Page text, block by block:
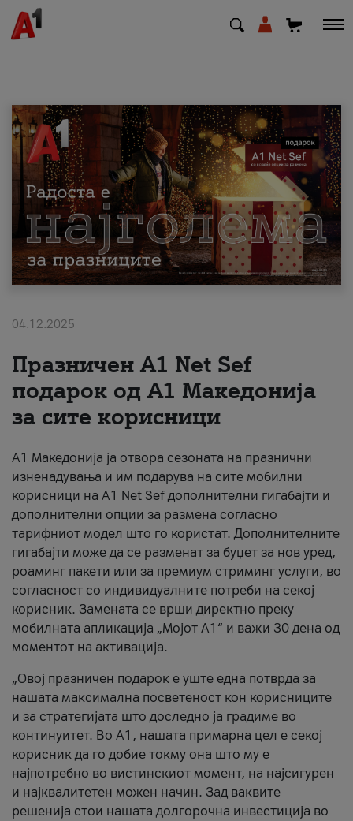
МК EN SQ
Приватни Деловни
Поддршка
Надополни кредит
За нас
#ПодобарОнлајн
04.12.2025
Празничен A1 Net Sеf
подарок од А1 Македонија
за сите корисници
А1 Македонија ја отвора сезоната на празнични
изненадувања и им подарува на сите мобилни
корисници на A1 Net Sef дополнителни гигабајти и
дополнителни опции за размена согласно
тарифниот модел што го користат. Дополнителните
гигабајти може да се разменат за буџет за нов уред,
роаминг пакети или за премиум стриминг услуги, во
согласност со индивидуалните потреби на секој
корисник. Замената се врши директно преку
мобилната апликација „Мојот А1“ и важи 30 дена од
моментот на активација.
„Овој празничен подарок е уште една потврда за
нашата максимална посветеност кон корисниците
и за стратегијата што доследно ја градиме во
континуитет. Во А1, нашата примарна цел е секој
корисник да го добие токму она што му е
најпотребно во вистинскиот момент, на најсигурен
и најквалитетен можен начин. Зад ваквите
решенија стои нашата долгорочна инвестиција во